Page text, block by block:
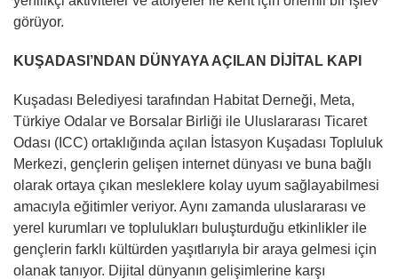
görüyor.
KUŞADASI’NDAN DÜNYAYA AÇILAN DİJİTAL KAPI
Kuşadası Belediyesi tarafından Habitat Derneği, Meta,
Türkiye Odalar ve Borsalar Birliği ile Uluslararası Ticaret
Odası (ICC) ortaklığında açılan İstasyon Kuşadası Topluluk
Merkezi, gençlerin gelişen internet dünyası ve buna bağlı
olarak ortaya çıkan mesleklere kolay uyum sağlayabilmesi
amacıyla eğitimler veriyor. Aynı zamanda uluslararası ve
yerel kurumları ve toplulukları buluşturduğu etkinlikler ile
gençlerin farklı kültürden yaşıtlarıyla bir araya gelmesi için
olanak tanıyor. Dijital dünyanın gelişimlerine karşı